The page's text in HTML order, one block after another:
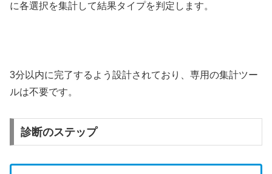
に各選択を集計して結果タイプを判定します。
3分以内に完了するよう設計されており、専用の集計ツー
ルは不要です。
診断のステップ